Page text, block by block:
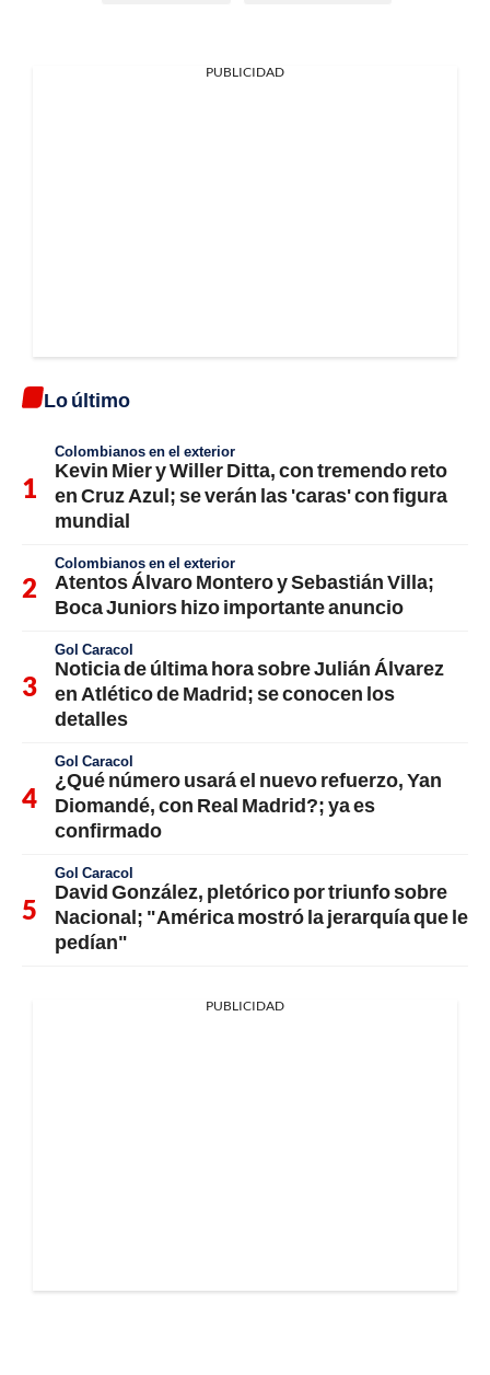
PUBLICIDAD
Lo último
Colombianos en el exterior
Kevin Mier y Willer Ditta, con tremendo reto
en Cruz Azul; se verán las 'caras' con figura
mundial
Colombianos en el exterior
Atentos Álvaro Montero y Sebastián Villa;
Boca Juniors hizo importante anuncio
Gol Caracol
Noticia de última hora sobre Julián Álvarez
en Atlético de Madrid; se conocen los
detalles
Gol Caracol
¿Qué número usará el nuevo refuerzo, Yan
Diomandé, con Real Madrid?; ya es
confirmado
Gol Caracol
David González, pletórico por triunfo sobre
Nacional; "América mostró la jerarquía que le
pedían"
PUBLICIDAD